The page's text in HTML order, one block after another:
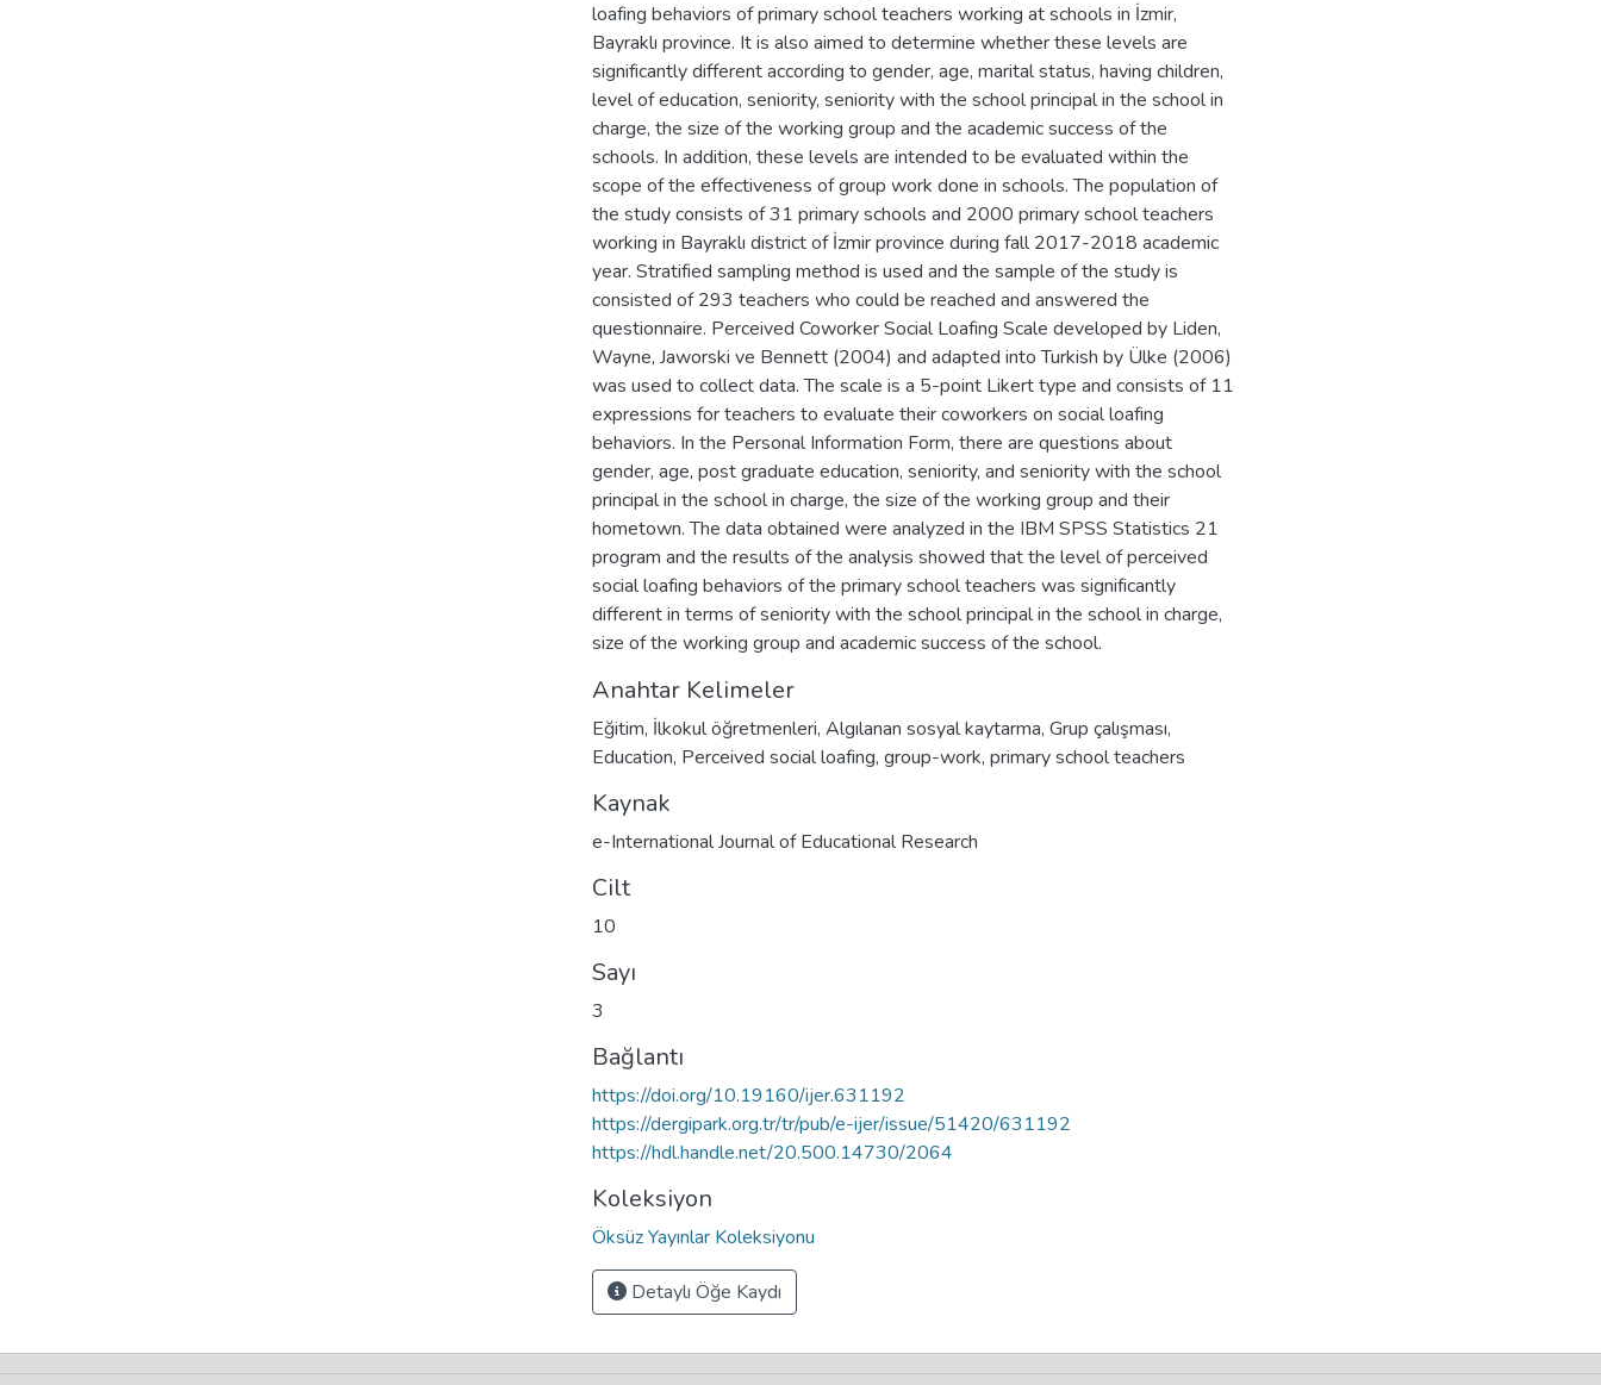
loafing behaviors of primary school teachers working at schools in İzmir,
Bayraklı province. It is also aimed to determine whether these levels are
significantly different according to gender, age, marital status, having children,
level of education, seniority, seniority with the school principal in the school in
charge, the size of the working group and the academic success of the
schools. In addition, these levels are intended to be evaluated within the
scope of the effectiveness of group work done in schools. The population of
the study consists of 31 primary schools and 2000 primary school teachers
working in Bayraklı district of İzmir province during fall 2017-2018 academic
year. Stratified sampling method is used and the sample of the study is
consisted of 293 teachers who could be reached and answered the
questionnaire. Perceived Coworker Social Loafing Scale developed by Liden,
Wayne, Jaworski ve Bennett (2004) and adapted into Turkish by Ülke (2006)
was used to collect data. The scale is a 5-point Likert type and consists of 11
expressions for teachers to evaluate their coworkers on social loafing
behaviors. In the Personal Information Form, there are questions about
gender, age, post graduate education, seniority, and seniority with the school
principal in the school in charge, the size of the working group and their
hometown. The data obtained were analyzed in the IBM SPSS Statistics 21
program and the results of the analysis showed that the level of perceived
social loafing behaviors of the primary school teachers was significantly
different in terms of seniority with the school principal in the school in charge,
size of the working group and academic success of the school.
Anahtar Kelimeler
Eğitim, İlkokul öğretmenleri, Algılanan sosyal kaytarma, Grup çalışması,
Education, Perceived social loafing, group-work, primary school teachers
Kaynak
e-International Journal of Educational Research
Cilt
10
Sayı
3
Bağlantı
https://doi.org/10.19160/ijer.631192
https://dergipark.org.tr/tr/pub/e-ijer/issue/51420/631192
https://hdl.handle.net/20.500.14730/2064
Koleksiyon
Öksüz Yayınlar Koleksiyonu
Detaylı Öğe Kaydı